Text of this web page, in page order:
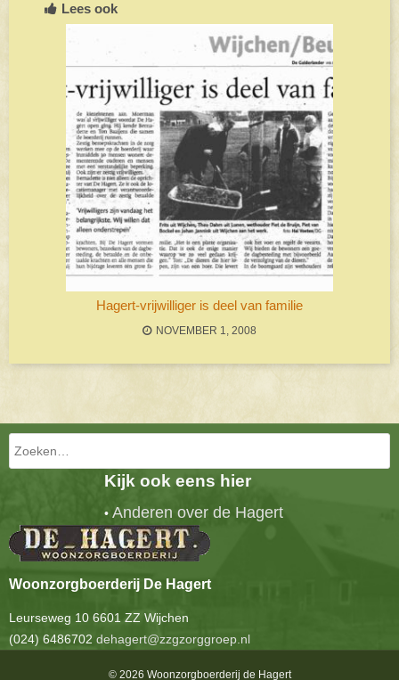
Lees ook
Hagert-vrijwilliger is deel van familie
NOVEMBER 1, 2008
Bericht navigatie
Zoeken
Kijk ook eens hier
• Anderen over de Hagert
Woonzorgboerderij De Hagert
Leurseweg 10 6601 ZZ Wijchen
(024) 6486702 dehagert@zzgzorggroep.nl
© 2026 Woonzorgboerderij de Hagert